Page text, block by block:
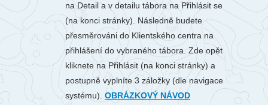
na Detail a v detailu tábora na Přihlásit se
(na konci stránky). Následně budete
přesměrováni do Klientského centra na
přihlášení do vybraného tábora. Zde opět
kliknete na Přihlásit (na konci stránky) a
postupně vyplníte 3 záložky (dle navigace
systému). OBRÁZKOVÝ NÁVOD